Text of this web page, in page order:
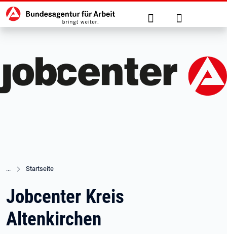
zu den Hauptinhalten springen
Hauptnavigation Suche Anmelden
Startseite
Jobcenter Kreis
Altenkirchen